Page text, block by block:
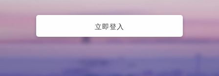
立即登入